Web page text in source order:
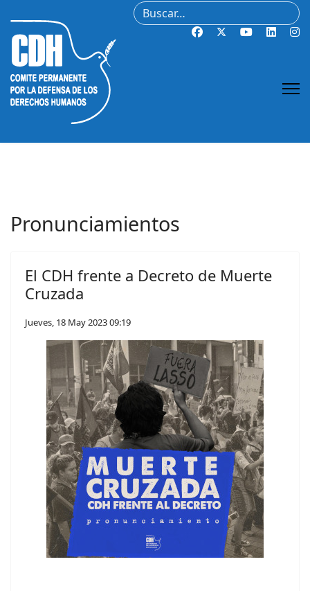
Buscar
Pronunciamientos
El CDH frente a Decreto de Muerte
Cruzada
Jueves, 18 May 2023 09:19